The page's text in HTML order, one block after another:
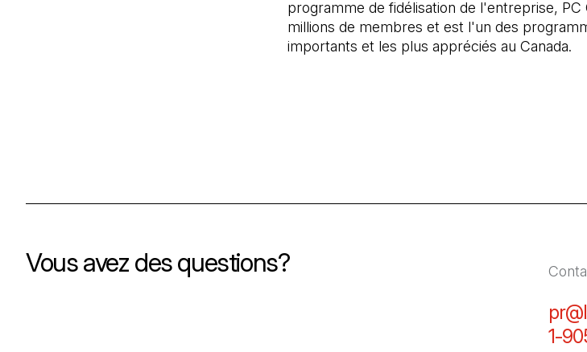
programme de fidélisation de l'entreprise, PC
millions de membres et est l'un des
importants et les plus appréciés au Canada.
Vous avez des questions?
1-